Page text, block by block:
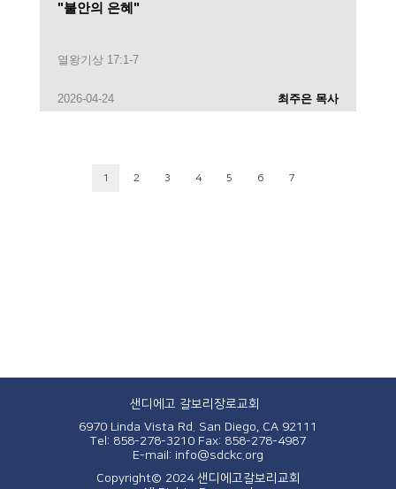
"불안의 은혜"
열왕기상 17:1-7
2026-04-24 최주은 목사
1 2 3 4 5 6 7
샌디에고 갈보리장로교회
6970 Linda Vista Rd. San Diego, CA 92111
Tel: 858-278-3210 Fax: 858-278-4987
E-mail: info@sdckc.org
Copyright© 2024 샌디에고갈보리교회